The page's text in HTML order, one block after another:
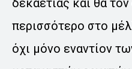
περισσότερο στο
όχι μόνο εναντίον